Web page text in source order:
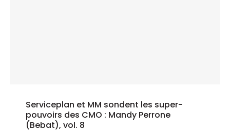
Serviceplan et MM sondent les super-
pouvoirs des CMO : Mandy Perrone
(Bebat), vol. 8